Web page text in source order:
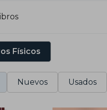
Físicos
Nuevos Usados